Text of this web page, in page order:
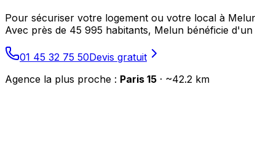
Pour sécuriser votre logement ou votre local à
Avec près de 45 995 habitants, Melun bénéficie
01 45 32 75 50Devis gratuit
Agence la plus proche : Paris 15 · ~42.2 km